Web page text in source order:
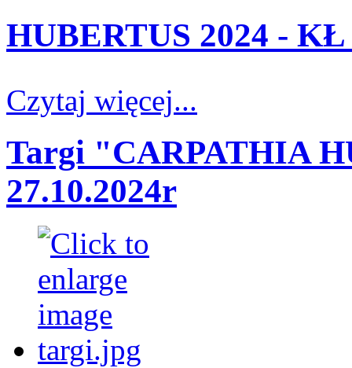
HUBERTUS 2024 -
Czytaj więcej...
Targi "CARPATHIA
27.10.2024r